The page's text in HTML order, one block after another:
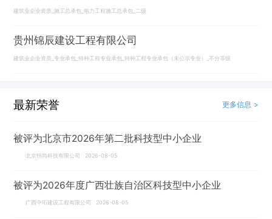
建筑业企业资质_施工总承包_电力工程施工总承包_二级
贵州锦辰建设工程有限公司
建筑业企业资质_专业承包_特种工程专业承包_特种工程专业承包（未公示专业）_不分等级
最新荣誉 更多信息 >
被评为北京市2026年第二批科技型中小企业
北京恒尚科技有限公司 2026-08-05
被评为2026年度广西壮族自治区科技型中小企业
广西中珩建设工程有限公司 2026-08-05